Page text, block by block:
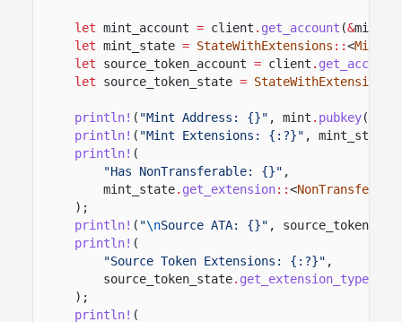
let mint_account = client . get_account (&mint
let mint_state = StateWithExtensions ::<Mint
let
source_token_account = client . get_account
let
source_token_state = StateWithExtensions
println! ( "Mint Address: {}" , mint . pubkey());
println! ( "Mint Extensions: {:?}" , mint_state
println! (
"Has NonTransferable: {}" ,
mint_state. get_extension::<
);
println! ( "\nSource ATA: {}" ,
println! (
"Source Token Extensions: {:?}" ,
source_token_state. get_extension_types
);
println! (